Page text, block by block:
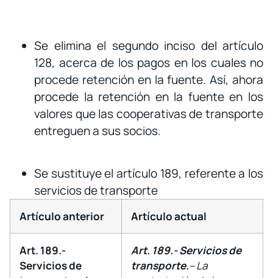
Se elimina el segundo inciso del artículo
128, acerca de los pagos en los cuales no
procede retención en la fuente. Así, ahora
procede la retención en la fuente en los
valores que las cooperativas de transporte
entreguen a sus socios.
Se sustituye el artículo 189, referente a los
servicios de transporte
Artículo anterior Artículo actual
Art. 189.-
Servicios de
Art. 189.- Servicios de
transporte.–La